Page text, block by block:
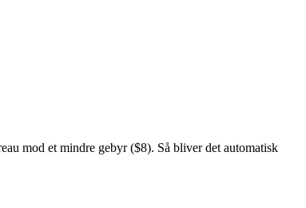
mod et mindre gebyr ($8). Så bliver det automatisk